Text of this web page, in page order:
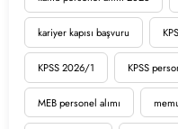
kariyer kapısı başvuru
KPSS 2026/1 KPSS
MEB personel alımı